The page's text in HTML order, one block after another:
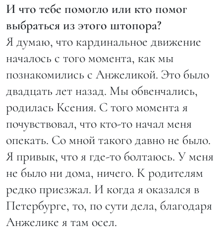
И что тебе помогло или кто помог
выбраться из этого штопора?
Я думаю, что кардинальное движение
началось с того момента, как мы
познакомились с Анжеликой. Это было
двадцать лет назад. Мы обвенчались,
родилась Ксения. С того момента я
почувствовал, что кто-то начал меня
опекать. Со мной такого давно не было.
Я привык, что я где-то болтаюсь. У меня
не было ни дома, ничего. К родителям
редко приезжал. И когда я оказался в
Петербурге, то, по сути дела, благодаря
Анжелике я там осел.